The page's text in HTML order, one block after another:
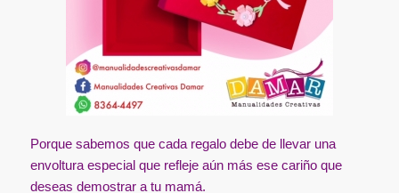
Porque sabemos que cada regalo debe de llevar una
envoltura especial que refleje aún más ese cariño que
deseas demostrar a tu mamá.